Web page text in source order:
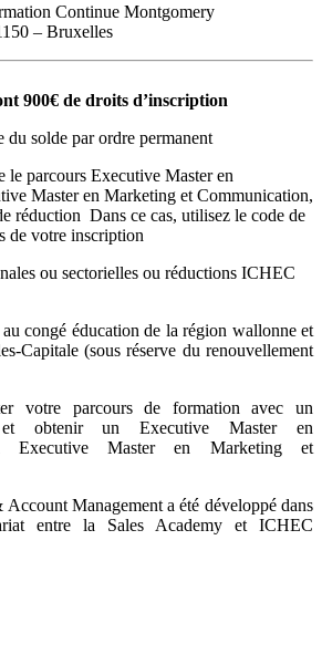
Continue Montgomery
– Bruxelles
900€ de droits d’inscription
du solde par ordre permanent
le parcours Executive Master en
Master en Marketing et Communication,
réduction Dans ce cas, utilisez le code de
de votre inscription
ou sectorielles ou réductions ICHEC
congé éducation de la région wallonne et
Capitale (sous réserve du renouvellement
votre parcours de formation avec un
et obtenir un Executive Master en
Executive Master en Marketing et
Management a été développé dans
entre la Sales Academy et ICHEC